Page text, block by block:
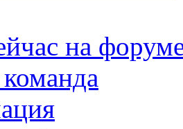
на